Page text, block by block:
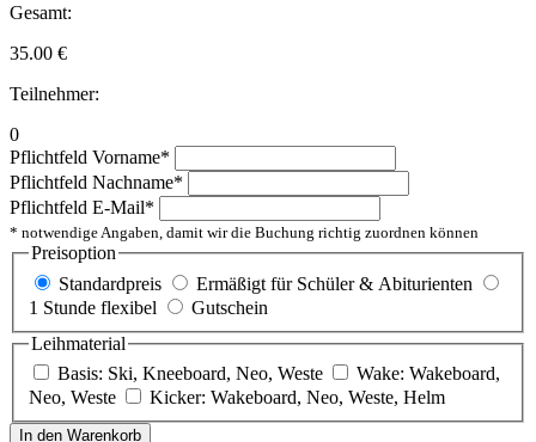
Gesamt:
35.00 €
Teilnehmer:
0
Pflichtfeld Vorname*
Pflichtfeld Nachname*
Pflichtfeld E-Mail*
* notwendige Angaben, damit wir die Buchung richtig zuordnen können
Preisoption
Standardpreis
Ermäßigt für Schüler & Abiturienten
1 Stunde flexibel
Gutschein
Leihmaterial
Basis: Ski, Kneeboard, Neo, Weste
Wake: Wakeboard,
Neo, Weste
Kicker: Wakeboard, Neo, Weste, Helm